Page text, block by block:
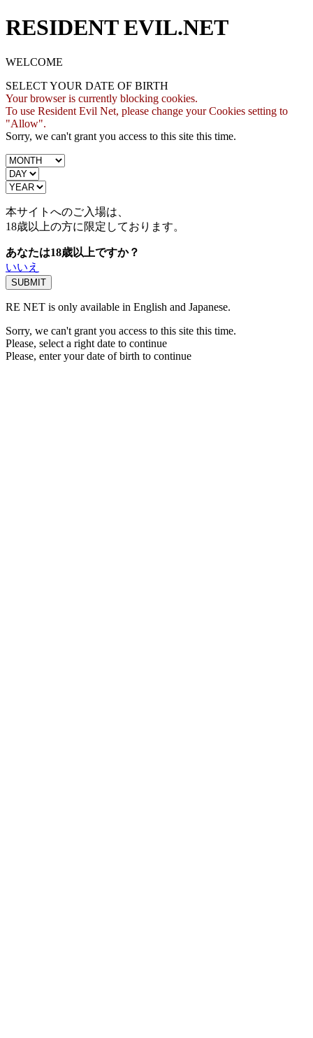
RESIDENT EVIL.NET
WELCOME
SELECT YOUR DATE OF BIRTH
Your browser is currently blocking cookies.
To use Resident Evil Net, please change your Cookies setting to
"Allow".
Sorry, we can't grant you access to this site this time.
本サイトへのご入場は、
18歳以上の方に限定しております。
あなたは18歳以上ですか？
いいえ
RE NET is only available in English and Japanese.
Sorry, we can't grant you access to this site this time.
Please, select a right date to continue
Please, enter your date of birth to continue